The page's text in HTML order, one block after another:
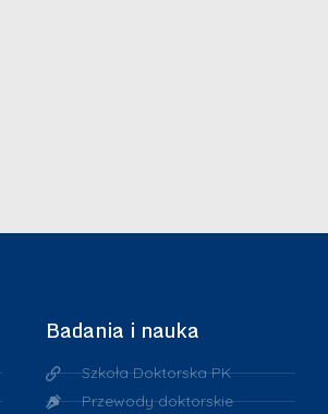
Badania i nauka
Szkoła Doktorska PK
Przewody doktorskie